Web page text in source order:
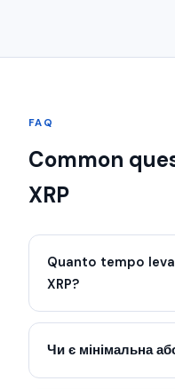
FAQ
Common
XRP
Quanto tempo
XRP?
Чи є мінімальна